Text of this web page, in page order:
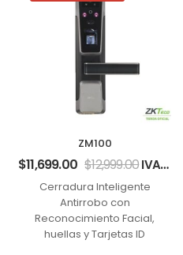
ZM100
$11,699.00 $12,999.00IVA incluido
Cerradura Inteligente
Antirrobo con
Reconocimiento Facial,
huellas y Tarjetas ID